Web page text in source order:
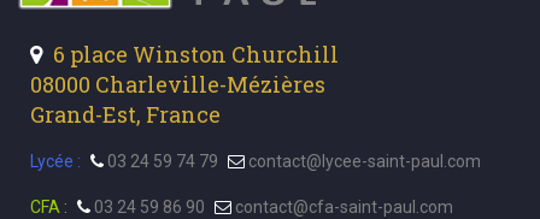
6 place Winston Churchill
08000 Charleville-Mézières
Grand-Est, France
Lycée : 03 24 59 74 79 contact@lycee-saint-paul.com
CFA : 03 24 59 86 90 contact@cfa-saint-paul.com